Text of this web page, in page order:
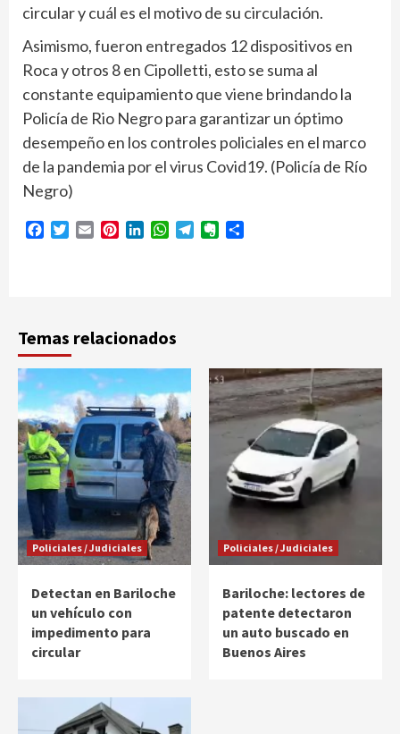
circular y cuál es el motivo de su circulación.
Asimismo, fueron entregados 12 dispositivos en
Roca y otros 8 en Cipolletti, esto se suma al
constante equipamiento que viene brindando la
Policía de Rio Negro para garantizar un óptimo
desempeño en los controles policiales en el marco
de la pandemia por el virus Covid19. (Policía de Río
Negro)
Facebook
Twitter
Email PinterestLinkedInWhatsApp
TelegramEvernote
Temas relacionados
Policiales / Judiciales
Detectan en Bariloche
un vehículo con
impedimento para
circular
Policiales / Judiciales
Bariloche: lectores de
patente detectaron
un auto buscado en
Buenos Aires